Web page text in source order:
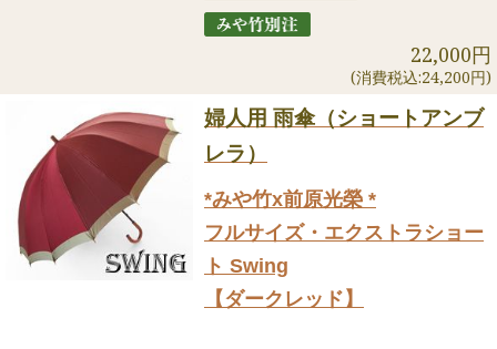
22,000円
(消費税込:24,200円)
婦人用 雨傘（ショートアンブ
レラ）
*みや竹x前原光榮 *
フルサイズ・エクストラショー
ト Swing
【ダークレッド】